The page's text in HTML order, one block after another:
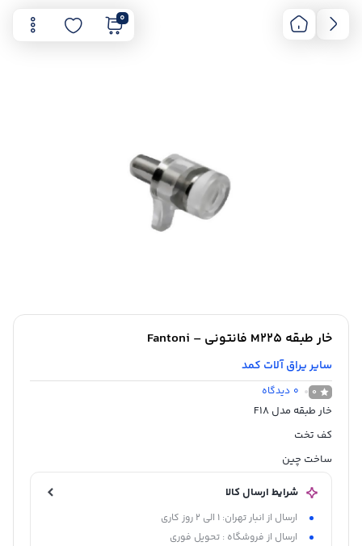
0
خار طبقه M225 فانتونی – Fantoni
سایر یراق آلات کمد
0
0 دیدگاه
خار طبقه مدل F18
کف تخت
ساخت چین
شرایط ارسال کالا
ارسال از انبار تهران: 1 الی 2 روز کاری
ارسال از فروشگاه : تحویل فوری